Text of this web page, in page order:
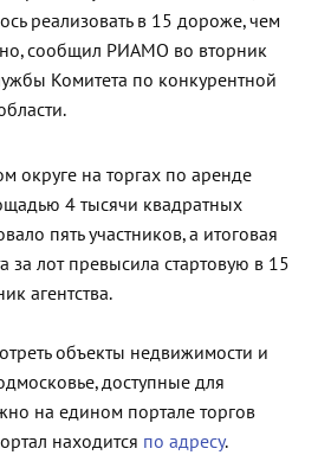
реализовать в 15 дороже, чем
сообщил РИАМО во вторник
Комитета по конкурентной
округе на торгах по аренде
4 тысячи квадратных
пять участников, а итоговая
за лот превысила стартовую в 15
агентства.
объекты недвижимости и
доступные для
на едином портале торгов
находится по адресу.